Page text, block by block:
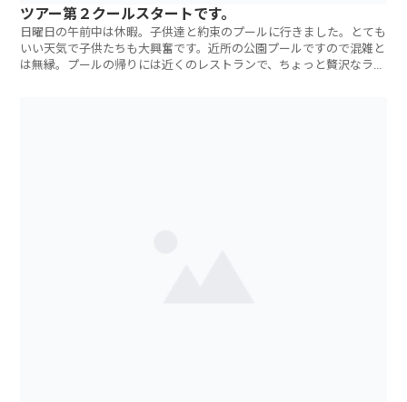
ツアー第２クールスタートです。
日曜日の午前中は休暇。子供達と約束のプールに行きました。とても
いい天気で子供たちも大興奮です。近所の公園プールですので混雑と
は無縁。プールの帰りには近くのレストランで、ちょっと贅沢なラン